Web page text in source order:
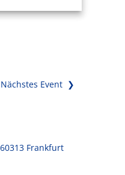
Nächstes Event ❯
Frankfurt